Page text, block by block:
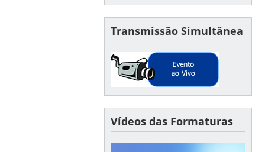
Transmissão Simultânea
Vídeos das Formaturas